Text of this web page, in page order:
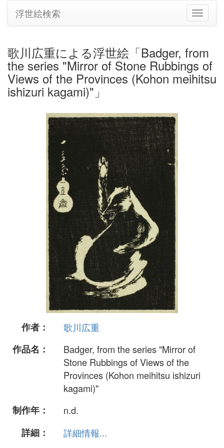
ナ
ビ
シ
ョ
ン
の
浮世絵検索
歌川広重による浮世絵「Badger, from
the series "Mirror of Stone Rubbings of
Views of the Provinces (Kohon meihitsu
ishizuri kagami)"」
作者：
歌川広重
作品名：
Badger, from the series "Mirror of
Stone Rubbings of Views of the
Provinces (Kohon meihitsu ishizuri
kagami)"
制作年：
n.d.
詳細：
詳細情報...